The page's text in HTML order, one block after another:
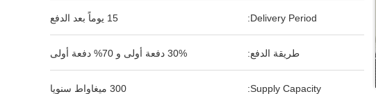
Delivery Period: 15 يوماً بعد الدفع
طريقة الدفع: 30% دفعة أولى و 70% دفعة أولى
Supply Capacity: 300 ميغاواط سنويا